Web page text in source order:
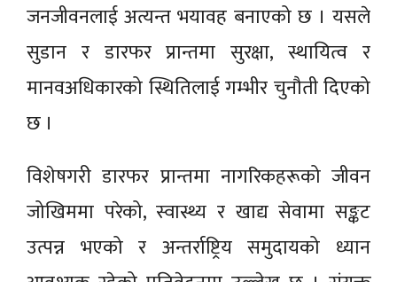
जनजीवनलाई अत्यन्त भयावह बनाएको छ । यसले
सुडान र डारफर प्रान्तमा सुरक्षा, स्थायित्व र
मानवअधिकारको स्थितिलाई गम्भीर चुनौती दिएको
छ ।
विशेषगरी डारफर प्रान्तमा नागरिकहरूको जीवन
जोखिममा परेको, स्वास्थ्य र खाद्य सेवामा सङ्कट
उत्पन्न भएको र अन्तर्राष्ट्रिय समुदायको ध्यान